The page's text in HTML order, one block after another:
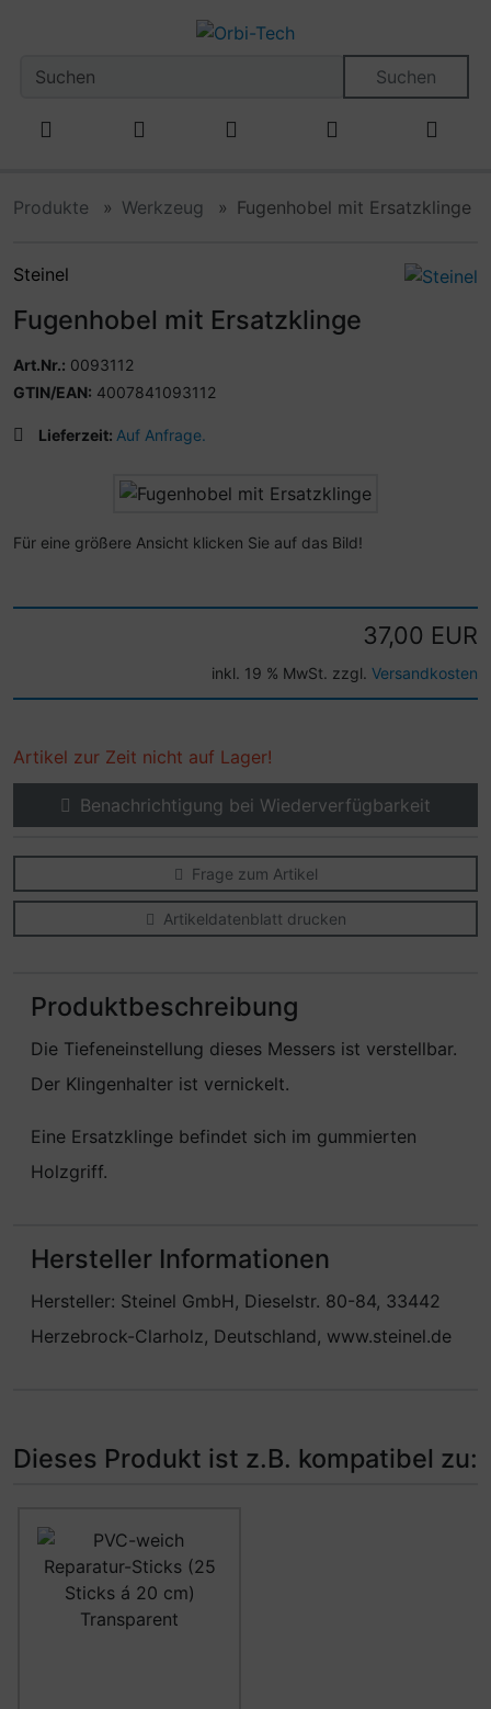
Springe zur Navigation
Suchen
Produkte Werkzeug Fugenhobel mit Ersatzklinge
Steinel
Fugenhobel mit Ersatzklinge
Art.Nr.: 0093112
GTIN/EAN: 4007841093112
Lieferzeit: Auf Anfrage.
Wenn mehr als ein Produktbild existiert, können Sie die
Für eine größere Ansicht klicken Sie auf das Bild!
37,00 EUR
inkl. 19 % MwSt. zzgl. Versandkosten
Artikel zur Zeit nicht auf Lager!
Benachrichtigung bei Wiederverfügbarkeit
Frage zum Artikel
Artikeldatenblatt drucken
Produktbeschreibung
Die Tiefeneinstellung dieses Messers ist verstellbar.
Der Klingenhalter ist vernickelt.
Eine Ersatzklinge befindet sich im gummierten
Holzgriff.
Hersteller Informationen
Hersteller: Steinel GmbH, Dieselstr. 80-84, 33442
Herzebrock-Clarholz, Deutschland, www.steinel.de
Dieses Produkt ist z.B. kompatibel zu: